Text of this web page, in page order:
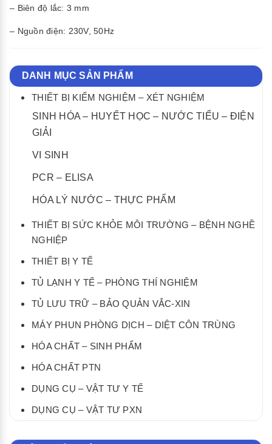
– Biên độ lắc: 3 mm
– Nguồn điện: 230V, 50Hz
DANH MỤC SẢN PHẨM
THIẾT BỊ KIỂM NGHIỆM – XÉT NGHIỆM
SINH HÓA – HUYẾT HỌC – NƯỚC TIỂU – ĐIỆN
GIẢI
VI SINH
PCR – ELISA
HÓA LÝ NƯỚC – THỰC PHẨM
THIẾT BỊ SỨC KHỎE MÔI TRƯỜNG – BỆNH NGHỀ
NGHIỆP
THIẾT BỊ Y TẾ
TỦ LẠNH Y TẾ – PHÒNG THÍ NGHIỆM
TỦ LƯU TRỮ – BẢO QUẢN VẮC-XIN
MÁY PHUN PHÒNG DỊCH – DIỆT CÔN TRÙNG
HÓA CHẤT – SINH PHẨM
HÓA CHẤT PTN
DỤNG CỤ – VẬT TƯ Y TẾ
DỤNG CỤ – VẬT TƯ PXN